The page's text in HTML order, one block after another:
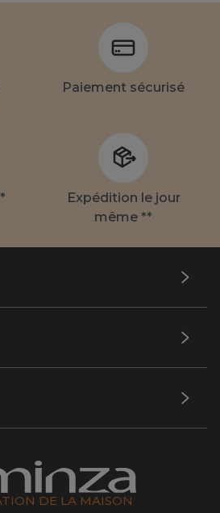
Paiement sécurisé
Expédition le jour
même **
DE LA MAISON